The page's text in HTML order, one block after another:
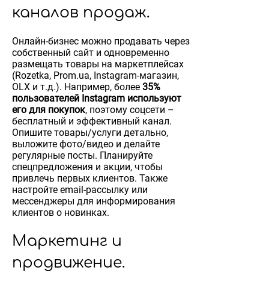
каналов продаж.
Онлайн-бизнес можно продавать через
собственный сайт и одновременно
размещать товары на маркетплейсах
(Rozetka, Prom.ua, Instagram-магазин,
OLX и т.д.). Например, более 35%
пользователей Instagram используют
его для покупок, поэтому соцсети –
бесплатный и эффективный канал.
Опишите товары/услуги детально,
выложите фото/видео и делайте
регулярные посты. Планируйте
спецпредложения и акции, чтобы
привлечь первых клиентов. Также
настройте email-рассылку или
мессенджеры для информирования
клиентов о новинках.
Маркетинг и
продвижение.